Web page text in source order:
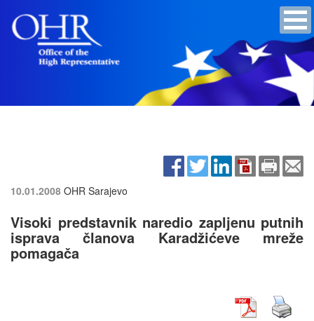
10.01.2008 OHR Sarajevo
Visoki predstavnik naredio zapljenu putnih
isprava članova Karadžićeve mreže
pomagača